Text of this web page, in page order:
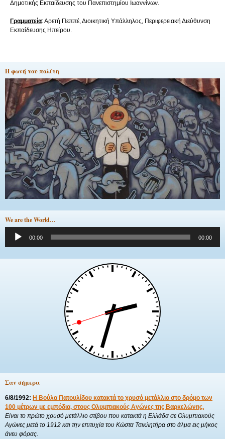
Δημοτικής Εκπαίδευσης του Πανεπιστημίου Ιωαννίνων.
Γραμματεία: Αρετή Πεππέ, Διοικητική Υπάλληλος, Περιφερειακή Διεύθυνση
Εκπαίδευσης Ηπείρου.
Η φωνή του πολίτη
We are the World…
Πρόγραμμα
Αναπαραγωγής
Ήχου
00:00 00:00
Σαν σήμερα
6/8/1992: Η Βούλα Πατουλίδου κατακτά το χρυσό μετάλλιο στο δρόμο των
100 μέτρων με εμπόδια, στους Ολυμπιακούς Αγώνες της Βαρκελώνης.
Είναι το πρώτο χρυσό μετάλλιο στίβου που κατακτά η Ελλάδα σε Ολυμπιακούς
Αγώνες μετά το 1912 και την επιτυχία του Κώστα Τσικλητήρα στο άλμα εις μήκος
άνευ φόρας.